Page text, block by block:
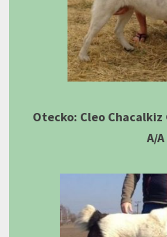
Otecko: Cleo Chacalkiz
A/A